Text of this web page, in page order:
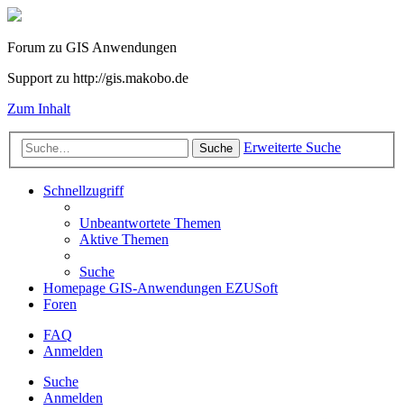
Forum zu GIS Anwendungen
Support zu http://gis.makobo.de
Zum Inhalt
Suche Erweiterte Suche
Schnellzugriff
Unbeantwortete Themen
Aktive Themen
Suche
Homepage GIS-Anwendungen EZUSoft
Foren
FAQ
Anmelden
Suche
Anmelden